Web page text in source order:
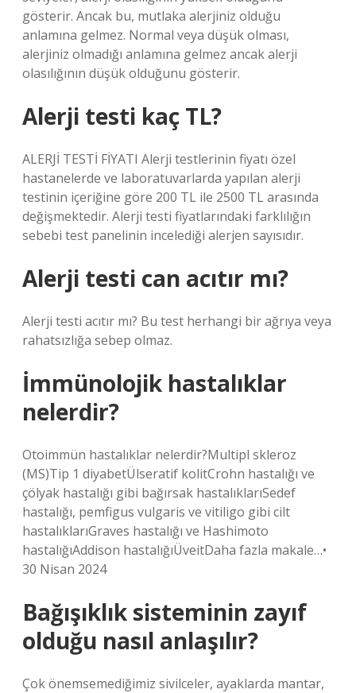
gösterir. Ancak bu, mutlaka alerjiniz olduğu
anlamına gelmez. Normal veya düşük olması,
alerjiniz olmadığı anlamına gelmez ancak alerji
olasılığının düşük olduğunu gösterir.
Alerji testi kaç TL?
ALERJİ TESTİ FİYATI Alerji testlerinin fiyatı özel
hastanelerde ve laboratuvarlarda yapılan alerji
testinin içeriğine göre 200 TL ile 2500 TL arasında
değişmektedir. Alerji testi fiyatlarındaki farklılığın
sebebi test panelinin incelediği alerjen sayısıdır.
Alerji testi can acıtır mı?
Alerji testi acıtır mı? Bu test herhangi bir ağrıya veya
rahatsızlığa sebep olmaz.
İmmünolojik hastalıklar
nelerdir?
Otoimmün hastalıklar nelerdir?Multipl skleroz
(MS)Tip 1 diyabetÜlseratif kolitCrohn hastalığı ve
çölyak hastalığı gibi bağırsak hastalıklarıSedef
hastalığı, pemfigus vulgaris ve vitiligo gibi cilt
hastalıklarıGraves hastalığı ve Hashimoto
hastalığıAddison hastalığıÜveitDaha fazla makale…•
30 Nisan 2024
Bağışıklık sisteminin zayıf
olduğu nasıl anlaşılır?
Çok önemsemediğimiz sivilceler, ayaklarda mantar,